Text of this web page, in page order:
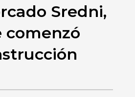
Sredni,
comenzó